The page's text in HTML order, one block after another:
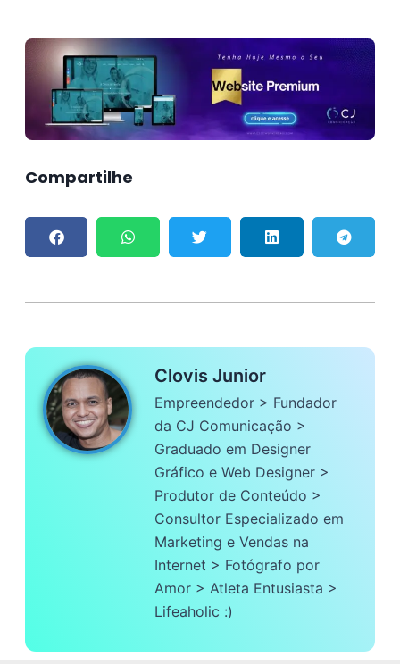
Compartilhe
Clovis Junior
Empreendedor > Fundador
da CJ Comunicação >
Graduado em Designer
Gráfico e Web Designer >
Produtor de Conteúdo >
Consultor Especializado em
Marketing e Vendas na
Internet > Fotógrafo por
Amor > Atleta Entusiasta >
Lifeaholic :)